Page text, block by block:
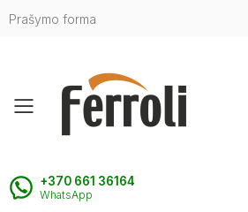
Prašymo forma
Toggle mobile menu
+370 661 36164
WhatsApp